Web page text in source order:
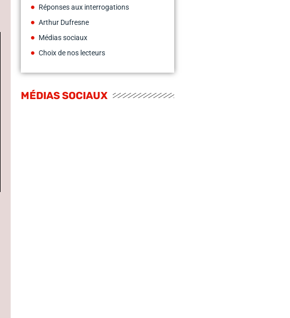
Réponses aux interrogations
Arthur Dufresne
Médias sociaux
Choix de nos lecteurs
MÉDIAS SOCIAUX